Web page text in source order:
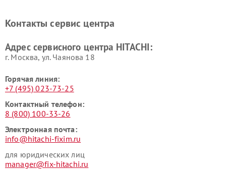
данных HITACHI
HITACHI
HITACHI
HITACHI
Контакты сервис центра
Адрес сервисного центра HITACHI:
г. Москва, ул. Чаянова 18
Горячая линия:
+7 (495) 023-73-25
Контактный телефон:
8 (800) 100-33-26
Электронная почта:
info@hitachi-fixim.ru
для юридических лиц
manager@fix-hitachi.ru